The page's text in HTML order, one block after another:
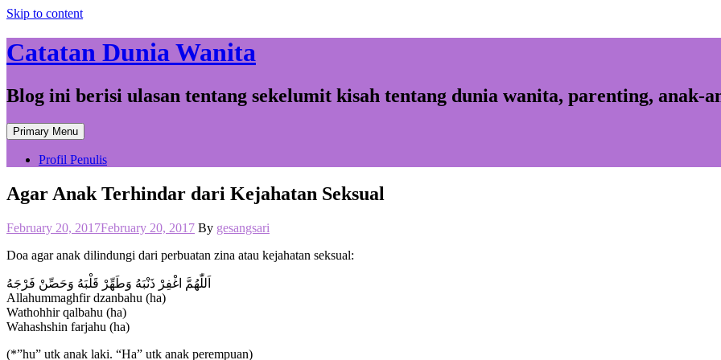
Skip to content
Catatan Dunia Wanita
Blog ini berisi ulasan tentang sekelumit kisah tentang dunia wanita, parenting, anak-
Primary Menu
Profil Penulis
Agar Anak Terhindar dari Kejahatan Seksual
February 20, 2017February 20, 2017 By gesangsari
Doa agar anak dilindungi dari perbuatan zina atau kejahatan seksual:
اَللّٰهُمَّ اغْفِرْ ذَنْبَهُ وَطَهِّرْ قَلْبَهُ وَحَصِّنْ فَرْجَهُ
Allahummaghfir dzanbahu (ha)
Wathohhir qalbahu (ha)
Wahashshin farjahu (ha)
(*”hu” utk anak laki. “Ha” utk anak perempuan)